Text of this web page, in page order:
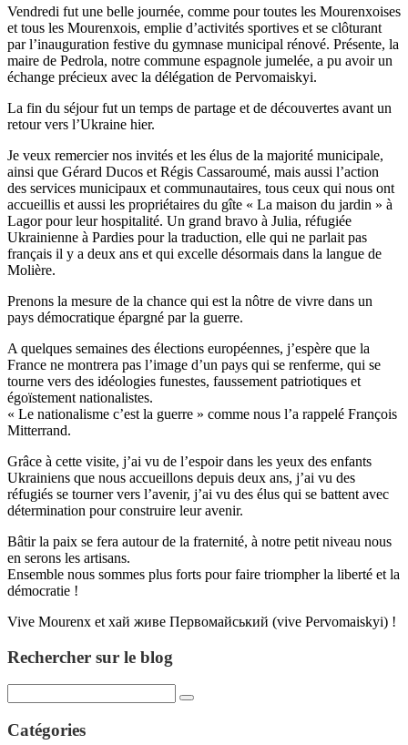
Vendredi fut une belle journée, comme pour toutes les Mourenxoises
et tous les Mourenxois, emplie d’activités sportives et se clôturant
par l’inauguration festive du gymnase municipal rénové. Présente, la
maire de Pedrola, notre commune espagnole jumelée, a pu avoir un
échange précieux avec la délégation de Pervomaiskyi.
La fin du séjour fut un temps de partage et de découvertes avant un
retour vers l’Ukraine hier.
Je veux remercier nos invités et les élus de la majorité municipale,
ainsi que Gérard Ducos et Régis Cassaroumé, mais aussi l’action
des services municipaux et communautaires, tous ceux qui nous ont
accueillis et aussi les propriétaires du gîte « La maison du jardin » à
Lagor pour leur hospitalité. Un grand bravo à Julia, réfugiée
Ukrainienne à Pardies pour la traduction, elle qui ne parlait pas
français il y a deux ans et qui excelle désormais dans la langue de
Molière.
Prenons la mesure de la chance qui est la nôtre de vivre dans un
pays démocratique épargné par la guerre.
A quelques semaines des élections européennes, j’espère que la
France ne montrera pas l’image d’un pays qui se renferme, qui se
tourne vers des idéologies funestes, faussement patriotiques et
égoïstement nationalistes.
« Le nationalisme c’est la guerre » comme nous l’a rappelé François
Mitterrand.
Grâce à cette visite, j’ai vu de l’espoir dans les yeux des enfants
Ukrainiens que nous accueillons depuis deux ans, j’ai vu des
réfugiés se tourner vers l’avenir, j’ai vu des élus qui se battent avec
détermination pour construire leur avenir.
Bâtir la paix se fera autour de la fraternité, à notre petit niveau nous
en serons les artisans.
Ensemble nous sommes plus forts pour faire triompher la liberté et la
démocratie !
Vive Mourenx et хай живе Первомайський (vive Pervomaiskyi) !
Rechercher sur le blog
Catégories